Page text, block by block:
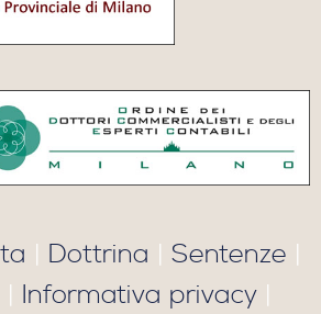
| Dottrina | Sentenze |
| Informativa privacy|